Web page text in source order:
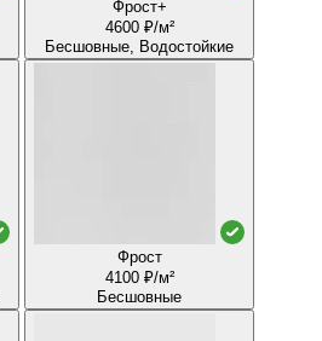
Фрост+
4600 ₽/м²
Бесшовные, Водостойкие
Фрост
4100 ₽/м²
Бесшовные